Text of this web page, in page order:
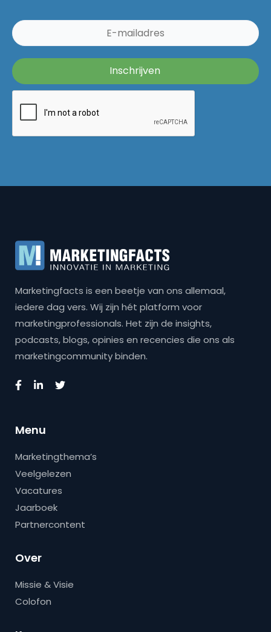
Marketingfacts is een beetje van ons allemaal,
iedere dag vers. Wij zijn hét platform voor
marketingprofessionals. Het zijn de insights,
podcasts, blogs, opinies en recencies die ons als
marketingcommunity binden.
Menu
Marketingthema’s
Veelgelezen
Vacatures
Jaarboek
Partnercontent
Over
Missie & Visie
Colofon